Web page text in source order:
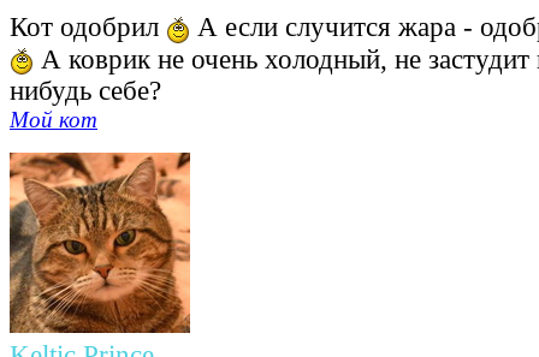
Кот одобрил
А если случится жара -
А коврик не очень холодный, не застудит
нибудь себе?
Мой кот